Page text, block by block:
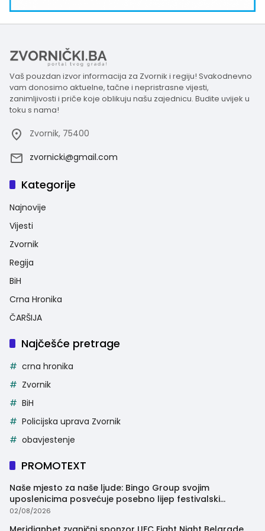
Vaš pouzdan izvor informacija za Zvornik i regiju! Svakodnevno
vam donosimo aktuelne, tačne i nepristrasne vijesti,
zanimljivosti i priče koje oblikuju našu zajednicu. Budite uvijek u
toku s nama!
Zvornik, 75400
zvornicki@gmail.com
Kategorije
Najnovije
Vijesti
Zvornik
Regija
BiH
Crna Hronika
ČARŠIJA
Najčešće pretrage
crna hronika
Zvornik
BiH
Policijska uprava Zvornik
obavjestenje
PROMOTEXT
Naše mjesto za naše ljude: Bingo Group svojim
uposlenicima posvećuje posebno lijep festivalski
trenutak
02/08/2026